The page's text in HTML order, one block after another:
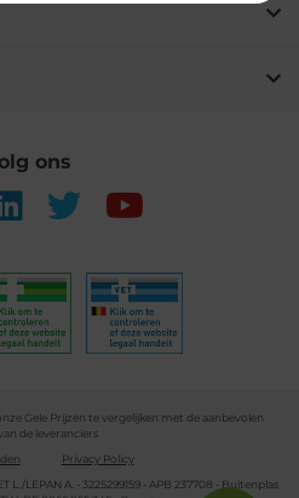
ons
Gele Prijzen te vergelijken met de aanbevolen
de leveranciers
Privacy Policy
L./LEPAN A. - 3225299159 - APB 237708 - Buitenplas